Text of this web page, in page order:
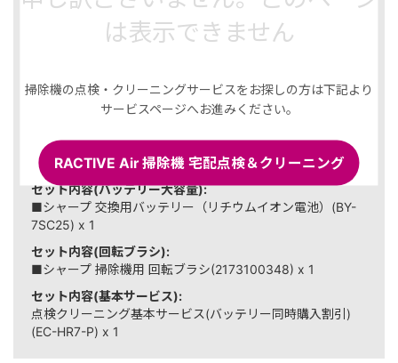
￥41,800
選択した商品
■シャープ 交換用バッテリー（リチウムイオン電池）(BY-
7SC17) x 1
セット内容(バッテリー大容量):
■シャープ 交換用バッテリー（リチウムイオン電池）(BY-
7SC25) x 1
セット内容(回転ブラシ):
■シャープ 掃除機用 回転ブラシ(2173100348) x 1
セット内容(基本サービス):
点検クリーニング基本サービス(バッテリー同時購入割引)
(EC-HR7-P) x 1
は表示できません
掃除機の点検・クリーニングサービスをお探しの方は下記より
サービスページへお進みください。
RACTIVE Air 掃除機 宅配点検＆クリーニング